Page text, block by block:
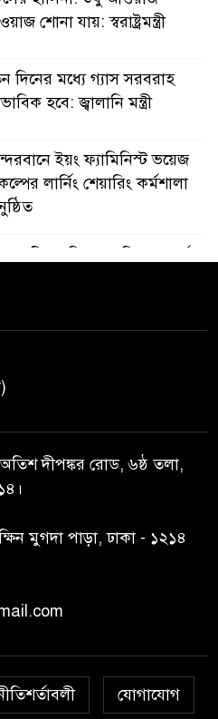
শোনা যায়: স্বরাষ্ট্রমন্ত্রী
দিনের মধ্যে গ্যাস সরবরাহ
হবে: জ্বালানি মন্ত্রী
ইয়ং ফ্যামিনিস্ট ভয়েজ
লার্নিং শেয়ারিং কর্মশালা
শেষ পর্যায়ে, দ্রুত চার্জশিট
মধ্যে ঢাকাসহ ১০ অঞ্চলে
পূর্বাভাস
সঙ্গে দেখা করে স্বপ্নপূরণ
আগস্ট রাষ্ট্রপতি নির্বাচন,
দীপঙ্কর রোড, ৬ষ্ঠ তলা,
মুগদা পাড়া, ঢাকা - ১২১৪
যোগাযোগ